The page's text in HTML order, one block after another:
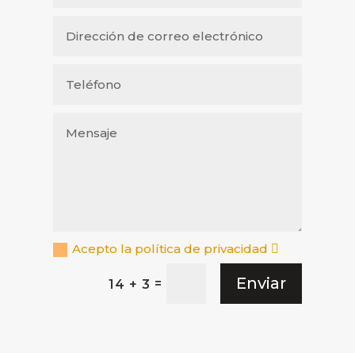
Acepto la política de privacidad
14 + 3 = Enviar